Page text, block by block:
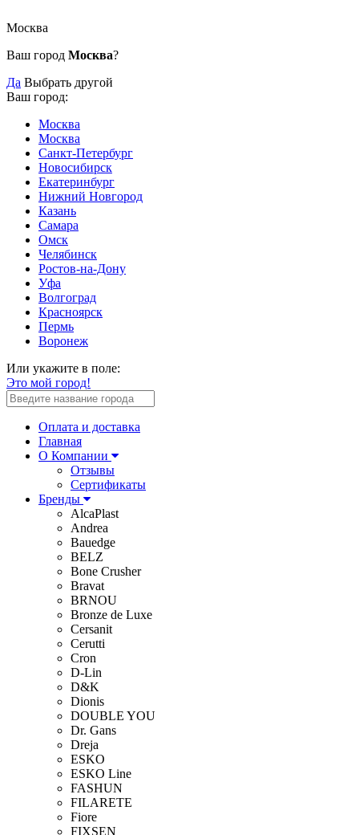
Москва
Ваш город Москва?
Да Выбрать другой
Ваш город:
Москва
Москва
Санкт-Петербург
Новосибирск
Екатеринбург
Нижний Новгород
Казань
Самара
Омск
Челябинск
Ростов-на-Дону
Уфа
Волгоград
Красноярск
Пермь
Воронеж
Или укажите в поле:
Это мой город!
Оплата и доставка
Главная
О Компании
Отзывы
Сертификаты
Бренды
AlcaPlast
Andrea
Bauedge
BELZ
Bone Crusher
Bravat
BRNOU
Bronze de Luxe
Cersanit
Cerutti
Cron
D-Lin
D&K
Dionis
DOUBLE YOU
Dr. Gans
Dreja
ESKO
ESKO Line
FASHUN
FILARETE
Fiore
FIXSEN